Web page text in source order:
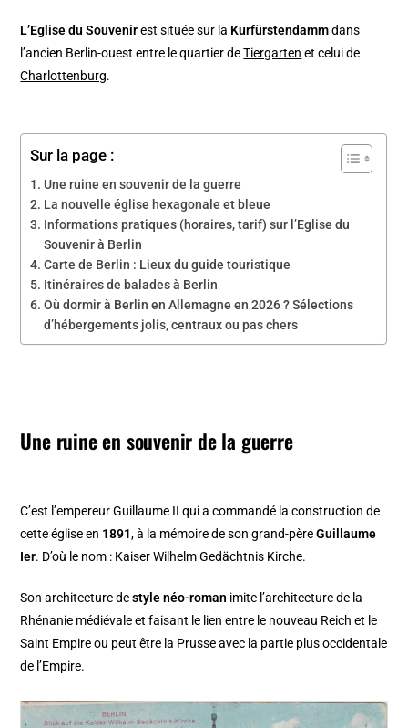
L’Eglise du Souvenirest située sur la Kurfürstendammdans
l’ancien Berlin-ouest entre le quartier deTiergarten et celui de
Charlottenburg.
Sur la page :
Une ruine en souvenir de la guerre
La nouvelle église hexagonale et bleue
Informations pratiques (horaires, tarif) sur l’Eglise du
Souvenir à Berlin
Carte de Berlin : Lieux du guide touristique
Itinéraires de balades à Berlin
Où dormir à Berlin en Allemagne en 2026 ? Sélections
d’hébergements jolis, centraux ou pas chers
Une ruine en souvenir de la guerre
C’est l’empereur Guillaume II qui a commandé la construction de
cette église en 1891, à la mémoire de son grand-pèreGuillaume
Ier. D’où le nom : Kaiser Wilhelm Gedächtnis Kirche.
Son architecture destyle néo-roman imite l’architecture de la
Rhénanie médiévale et faisant le lien entre le nouveau Reich et le
Saint Empire ou peut être la Prusse avec la partie plus occidentale
de l’Empire.